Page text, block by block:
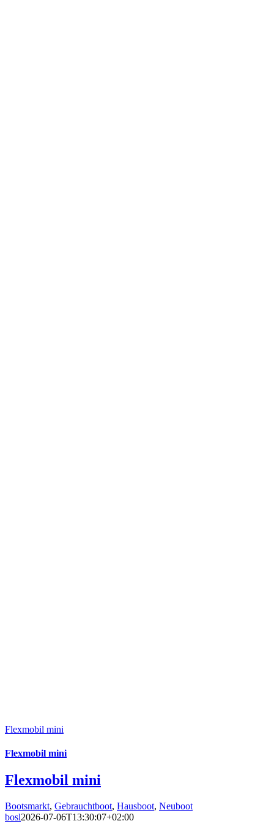
Flexmobil mini
Flexmobil mini
Flexmobil mini
Bootsmarkt, Gebrauchtboot, Hausboot, Neuboot
bosl2026-07-06T13:30:07+02:00